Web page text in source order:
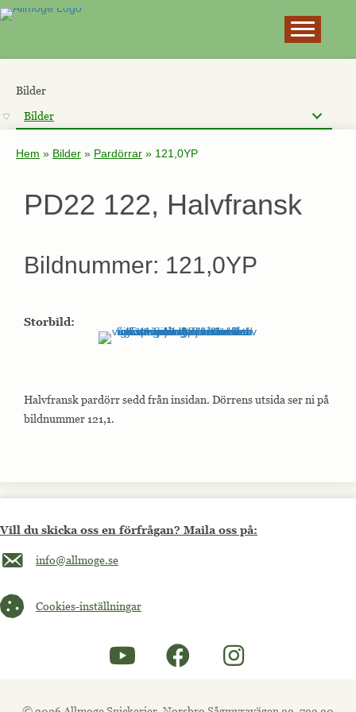
Bilder
Bilder
Hem » Bilder » Pardörrar » 121,0YP
PD22 122, Halvfransk
Bildnummer: 121,0YP
Storbild:
Halvfransk pardörr sedd från insidan. Dörrens utsida ser ni på
bildnummer 121,1.
Vill du skicka oss en förfrågan? Maila oss på:
Maila oss på info@allmoge.se
info@allmoge.se
Cookies-inställningar
Cookies-inställningar